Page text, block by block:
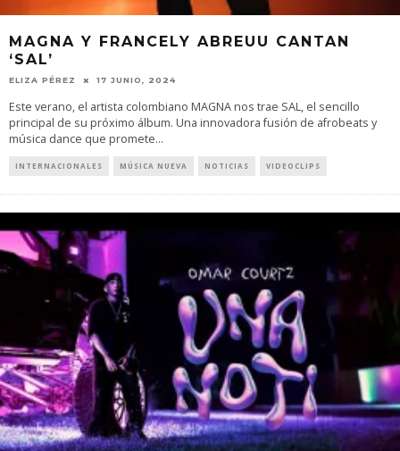
MAGNA Y FRANCELY ABREUU CANTAN
‘SAL’
ELIZA PÉREZ 17 JUNIO, 2024
Este verano, el artista colombiano MAGNA nos trae SAL, el sencillo
principal de su próximo álbum. Una innovadora fusión de afrobeats y
música dance que promete...
INTERNACIONALES MÚSICA NUEVA NOTICIAS VIDEOCLIPS